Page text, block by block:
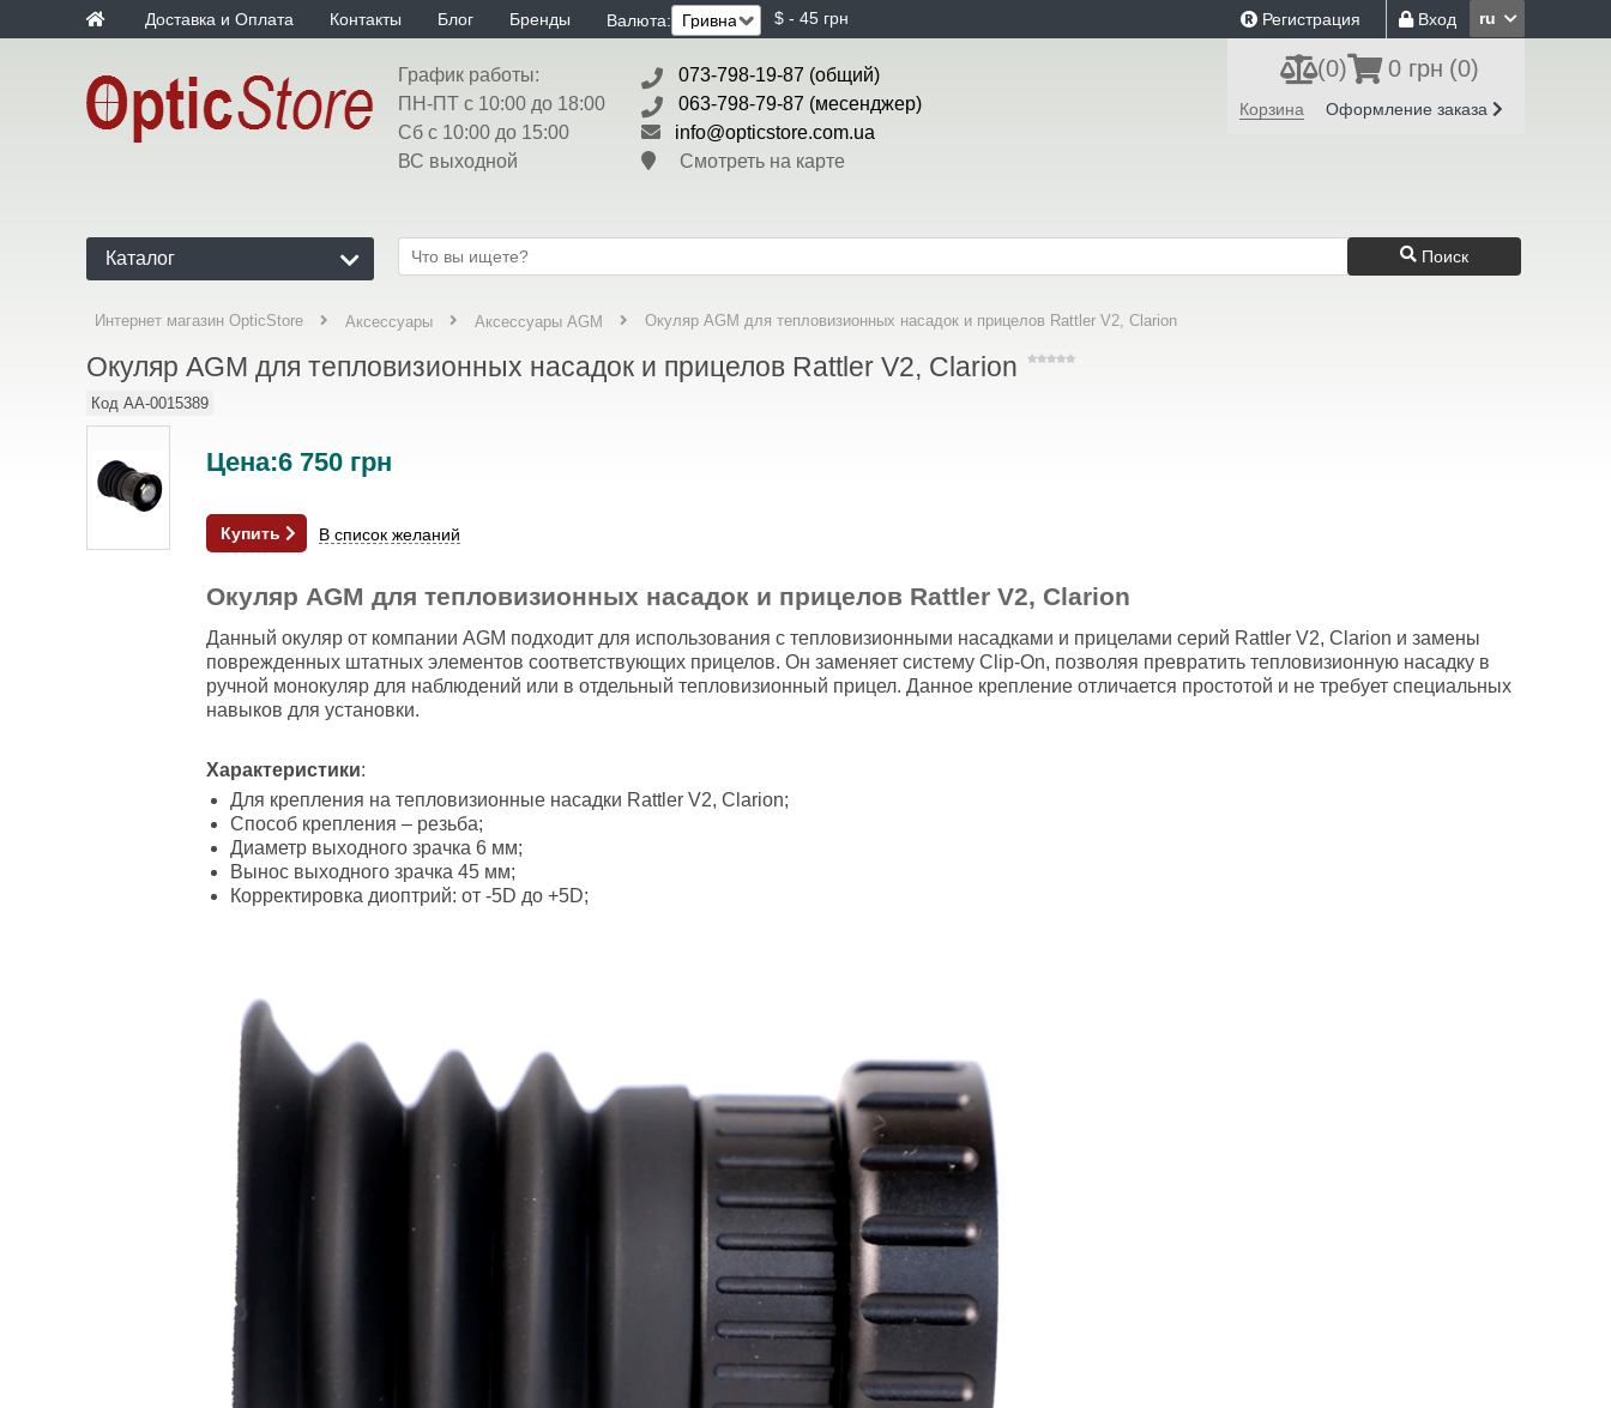
Доставка и Оплата Контакты Блог Бренды Валюта: $ - 45 грн ru
Вход
Регистрация
График работы:
ПН-ПТ с 10:00 до 18:00
Сб с 10:00 до 15:00
ВС выходной
073-798-19-87 (общий)
063-798-79-87 (месенджер)
info@opticstore.com.ua
Смотреть на карте
(0) 0 грн (0)
Корзина Оформление заказа
Каталог Поиск
Интернет магазин OpticStore Аксессуары Аксессуары AGM Окуляр AGM для тепловизионных насадок и прицелов Rattler V2, Clarion
Окуляр AGM для тепловизионных насадок и прицелов Rattler V2, Clarion
Код AA-0015389
Цена:6 750 грн
Купить В список желаний
Окуляр AGM для тепловизионных насадок и прицелов Rattler V2, Clarion
Данный окуляр от компании AGM подходит для использования с тепловизионными насадками и прицелами серий Rattler V2, Clarion и замены
поврежденных штатных элементов соответствующих прицелов. Он заменяет систему Clip-On, позволяя превратить тепловизионную насадку в
ручной монокуляр для наблюдений или в отдельный тепловизионный прицел. Данное крепление отличается простотой и не требует специальных
навыков для установки.
Характеристики:
Для крепления на тепловизионные насадки Rattler V2, Clarion;
Способ крепления – резьба;
Диаметр выходного зрачка 6 мм;
Вынос выходного зрачка 45 мм;
Корректировка диоптрий: от -5D до +5D;